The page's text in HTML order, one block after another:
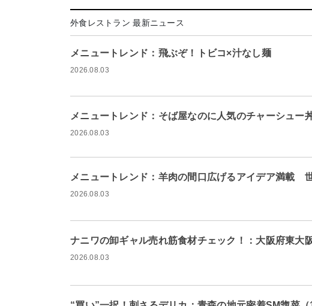
外食レストラン 最新ニュース
メニュートレンド：飛ぶぞ！トビコ×汁なし麺
2026.08.03
メニュートレンド：そば屋なのに人気のチャーシュー
2026.08.03
メニュートレンド：羊肉の間口広げるアイデア満載
2026.08.03
ナニワの卸ギャル売れ筋食材チェック！：大阪府東大
2026.08.03